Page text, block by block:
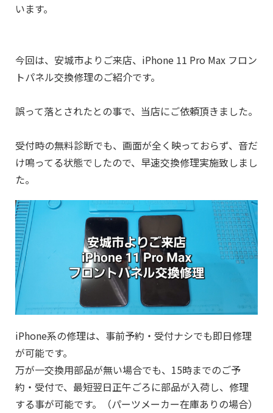
います。
今回は、安城市よりご来店、iPhone 11 Pro Max フロン
トパネル交換修理のご紹介です。
誤って落とされたとの事で、当店にご依頼頂きました。
受付時の無料診断でも、画面が全く映っておらず、音だ
け鳴ってる状態でしたので、早速交換修理実施致しまし
た。
iPhone系の修理は、事前予約・受付ナシでも即日修理
が可能です。
万が一交換用部品が無い場合でも、15時までのご予
約・受付で、最短翌日正午ごろに部品が入荷し、修理
する事が可能です。（パーツメーカー在庫ありの場合）